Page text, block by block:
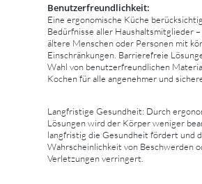
Benutzerfreundlichkeit:
Eine ergonomische Küche
Bedürfnisse aller Haushaltsmitglieder –
ältere Menschen oder Personen mit
Einschränkungen. Barrierefreie
Wahl von benutzerfreundlichen
Kochen für alle angenehmer und
Langfristige Gesundheit: Durch
Lösungen wird der Körper weniger
langfristig die Gesundheit fördert und
Wahrscheinlichkeit von Beschwerden
Verletzungen verringert.